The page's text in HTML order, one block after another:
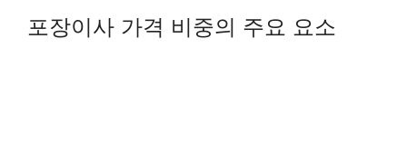
포장이사 가격 비중의 주요 요소